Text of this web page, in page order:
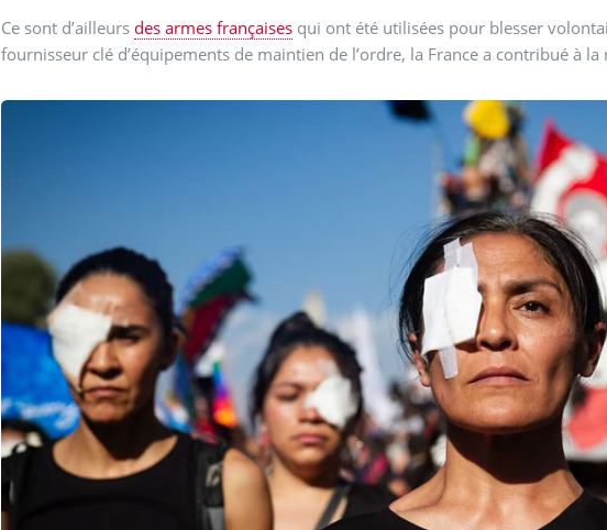
Ce sont d’ailleursdes armes françaises qui ont été utilisées pour blesser
fournisseur clé d’équipements de maintien de l’ordre, la France a contribué à